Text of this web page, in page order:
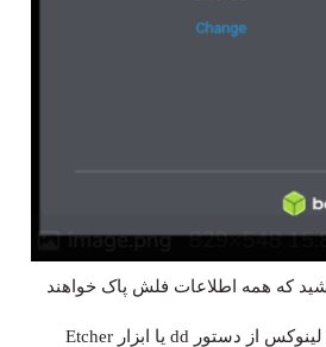
توجه داشته باشید که همه اطلاعات فلش پاک خواهند
dd یا ابزار Etcher